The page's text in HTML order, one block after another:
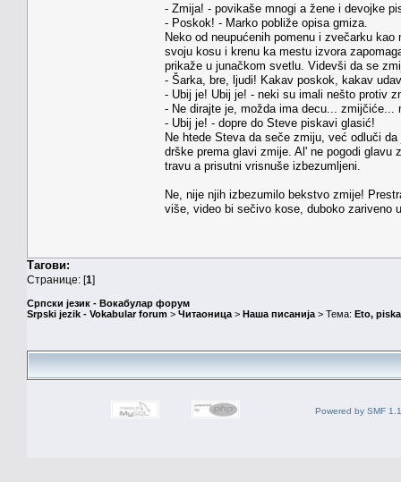
- Zmija! - povikaše mnogi a žene i devojke
- Poskok! - Marko pobliže opisa gmiza.
Neko od neupućenih pomenu i zvečarku
svoju kosu i krenu ka mestu izvora
prikaže u junačkom svetlu. Videvši da se
- Šarka, bre, ljudi! Kakav poskok, kakav
- Ubij je! Ubij je! - neki su imali nešto protiv
- Ne dirajte je, možda ima decu...
- Ubij je! - dopre do Steve piskavi glasić!
Ne htede Steva da seče zmiju, već odluči
drške prema glavi zmije. Al' ne pogodi glavu
travu a prisutni vrisnuše izbezumljeni.
Ne, nije njih izbezumilo bekstvo zmije!
više, video bi sečivo kose, duboko zariveno
Тагови:
Странице: [1]
Српски језик - Вокабулар форум
Srpski jezik - Vokabular forum > Читаоница > Наша писанија > Тема: Eto,
Powered by SMF